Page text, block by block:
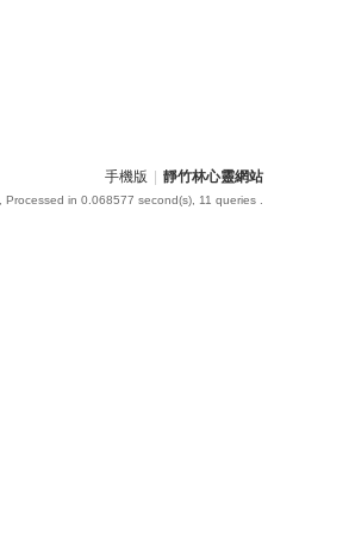
手機版 靜竹林心靈網站
, Processed in 0.068577 second(s), 11 queries .